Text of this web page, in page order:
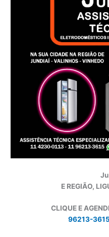
E REGIÃO,
CLIQUE E
96213-3615